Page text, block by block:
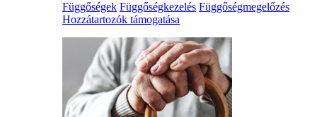
Függőségek Függőségkezelés Függőségmegelőzés
Hozzátartozók támogatása